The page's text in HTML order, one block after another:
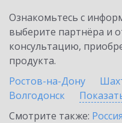
Ознакомьтесь с
выберите партнёра и
консультацию,
продукта.
Ростов-на-Дону
Волгодонск
Смотрите также: Россия